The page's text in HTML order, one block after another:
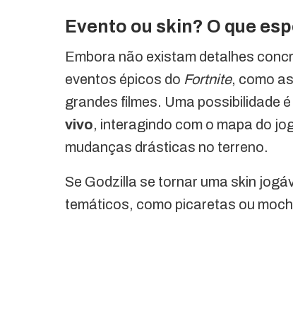
Evento ou skin? O que
Embora não existam detalhes
eventos épicos do Fortnite, como
grandes filmes. Uma possibilidade
vivo, interagindo com o mapa do
mudanças drásticas no terreno.
Se Godzilla se tornar uma skin
temáticos, como picaretas ou